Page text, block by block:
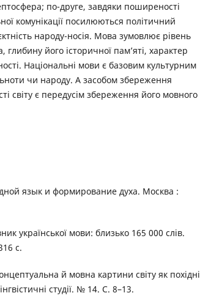
по-друге, завдяки поширеності
комунікації посилюються політичний
народу-носія. Мова зумовлює рівень
глибину його історичної пам’яті, характер
Національні мови є базовим культурним
чи народу. А засобом збереження
світу є передусім збереження його мовного
язык и формирование духа. Москва :
української мови: близько 165 000 слів.
с.
й мовна картини світу як похідні
студії. № 14. С. 8–13.